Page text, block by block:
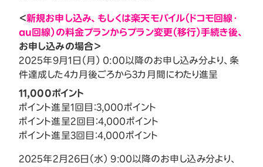
＜新規お申し込み、もしくは楽天モバイル（ドコモ回線・
au回線）の料金プランからプラン変更（移行）手続き後、
お申し込みの場合＞
2025年9月1日（月） 0:00以降のお申し込み分より、条
件達成した4カ月後ごろから3カ月間にわたり進呈
11,000ポイント
ポイント進呈1回目：3,000ポイント
ポイント進呈2回目：4,000ポイント
ポイント進呈3回目：4,000ポイント
2025年2月26日（水） 9:00以降のお申し込み分より、